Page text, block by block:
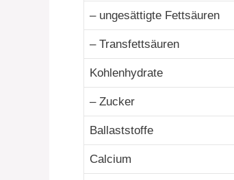
– ungesättigte Fettsäuren
– Transfettsäuren
Kohlenhydrate
– Zucker
Ballaststoffe
Calcium